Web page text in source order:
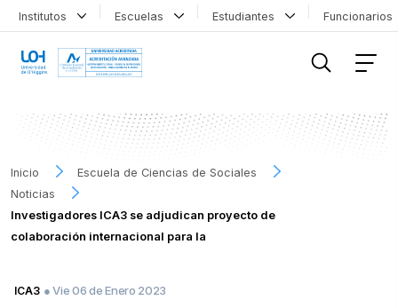
Institutos Escuelas Estudiantes
Inicio
Escuela de Ciencias de Sociales
Noticias
Investigadores ICA3 se adjudican proyecto de
colaboración internacional para la
ICA3 ● Vie 06 de Enero 2023